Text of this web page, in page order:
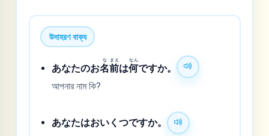
উদাহরণ বাক্য
あなたのお名
な
前
まえ
は何
なん
ですか。
আপনার নাম কি?
あなたはおいくつですか。